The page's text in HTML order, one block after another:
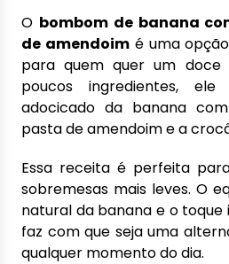
O bombom de banana
de amendoimé uma
para quem quer um
poucos ingredientes,
adocicado da banana
pasta de amendoim e a
Essa receita é perfeita
sobremesas mais leves. O
natural da banana e o
faz com que seja uma
qualquer momento do dia.